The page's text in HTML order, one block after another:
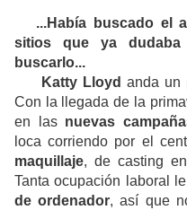
...Había buscado el
sitios que ya
buscarlo...
Katty Lloyd anda un
Con la llegada de la
en las nuevas
loca corriendo por el
maquillaje, de casting
Tanta ocupación laboral
de ordenador, así que